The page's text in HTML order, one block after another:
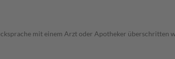
mit einem Arzt oder Apotheker überschritten